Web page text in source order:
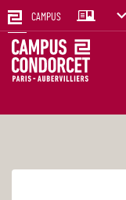
CAMPUS